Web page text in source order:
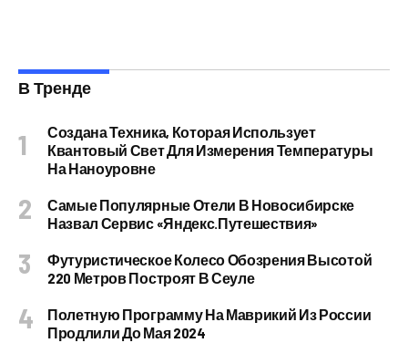
В Тренде
Создана Техника, Которая Использует
Квантовый Свет Для Измерения Температуры
На Наноуровне
Самые Популярные Отели В Новосибирске
Назвал Сервис «Яндекс.Путешествия»
Футуристическое Колесо Обозрения Высотой
220 Метров Построят В Сеуле
Полетную Программу На Маврикий Из России
Продлили До Мая 2024